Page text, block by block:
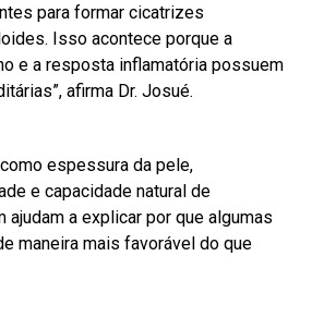
para formar cicatrizes
Isso acontece porque a
e a resposta inflamatória possuem
afirma Dr. Josué.
espessura da pele,
e capacidade natural de
ajudam a explicar por que algumas
maneira mais favorável do que